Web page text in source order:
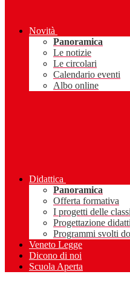
Novità
Panoramica
Le notizie
Le circolari
Calendario eventi
Albo online
Didattica
Panoramica
Offerta formativa
I progetti delle classi
Progettazione
Programmi svolti
Veneto Legge
Dicono di noi
Scuola Aperta